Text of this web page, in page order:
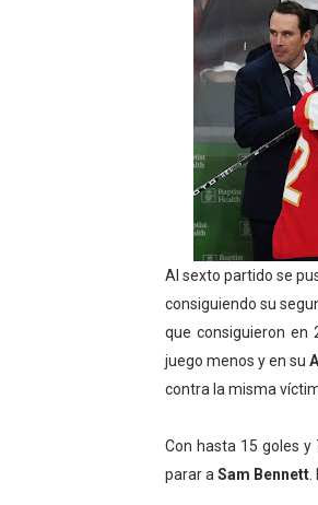
Al sexto partido se
consiguiendo su
que consiguieron en
juego menos y en su
contra la misma
Con hasta 15 goles
parar a Sam Bennett.